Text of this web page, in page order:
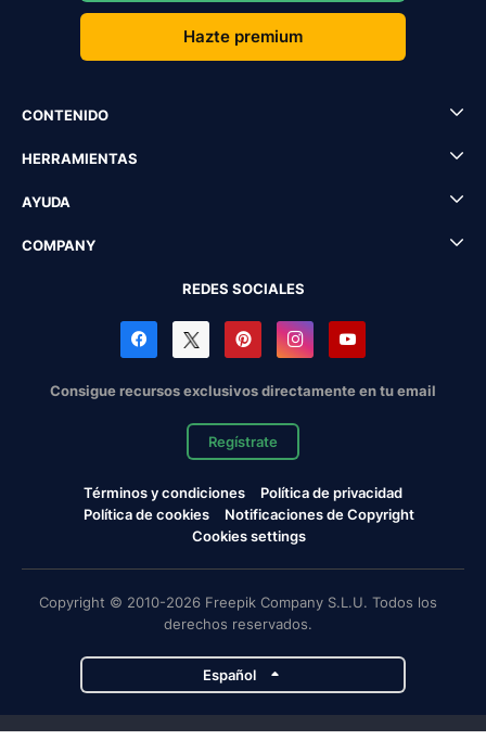
Hazte premium
CONTENIDO
HERRAMIENTAS
AYUDA
COMPANY
REDES SOCIALES
Consigue recursos exclusivos directamente en tu email
Regístrate
Términos y condiciones
Política de privacidad
Política de cookies
Notificaciones de Copyright
Cookies settings
Copyright © 2010-2026 Freepik Company S.L.U. Todos los
derechos reservados.
Español